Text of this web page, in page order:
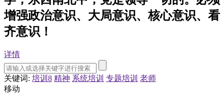
增强政治意识、大局意识、核心意识、看
齐意识！
详情
关键词: 培训8 精神 系统培训 专题培训 老师
移动